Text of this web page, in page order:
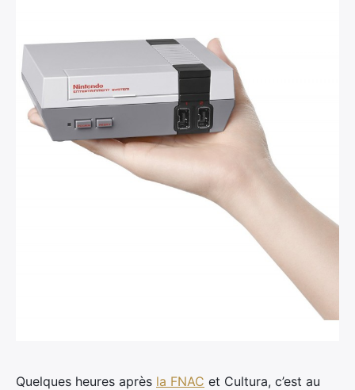
Quelques heures après la FNAC et Cultura, c’est au